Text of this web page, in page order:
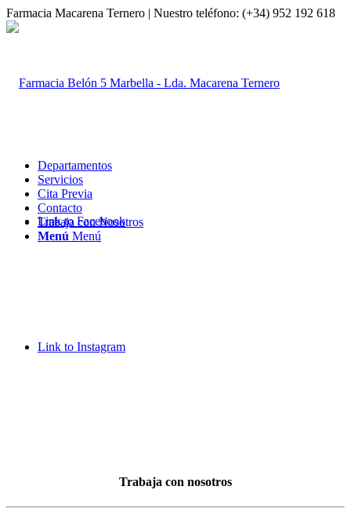
Farmacia Macarena Ternero | Nuestro teléfono: (+34) 952 192 618
Link to Facebook
Link to Instagram
Departamentos
Servicios
Cita Previa
Contacto
Trabaja con Nosotros
Menú Menú
Trabaja con nosotros